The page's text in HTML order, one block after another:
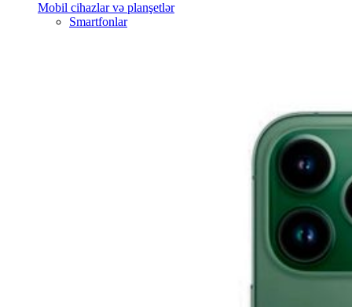
Mobil cihazlar və planşetlər
Smartfonlar